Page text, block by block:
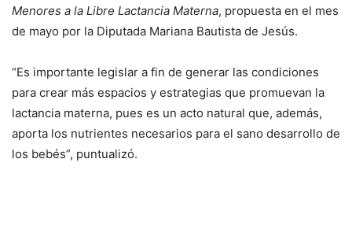
Menores a la Libre Lactancia Materna, propuesta en el mes
de mayo por la Diputada Mariana Bautista de Jesús.
“Es importante legislar a fin de generar las condiciones
para crear más espacios y estrategias que promuevan la
lactancia materna, pues es un acto natural que, además,
aporta los nutrientes necesarios para el sano desarrollo de
los bebés”, puntualizó.